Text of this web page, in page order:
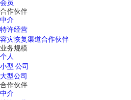
会员
合作伙伴
中介
特许经营
容灾恢复渠道合作伙伴
业务规模
个人
小型 公司
大型公司
合作伙伴
中介